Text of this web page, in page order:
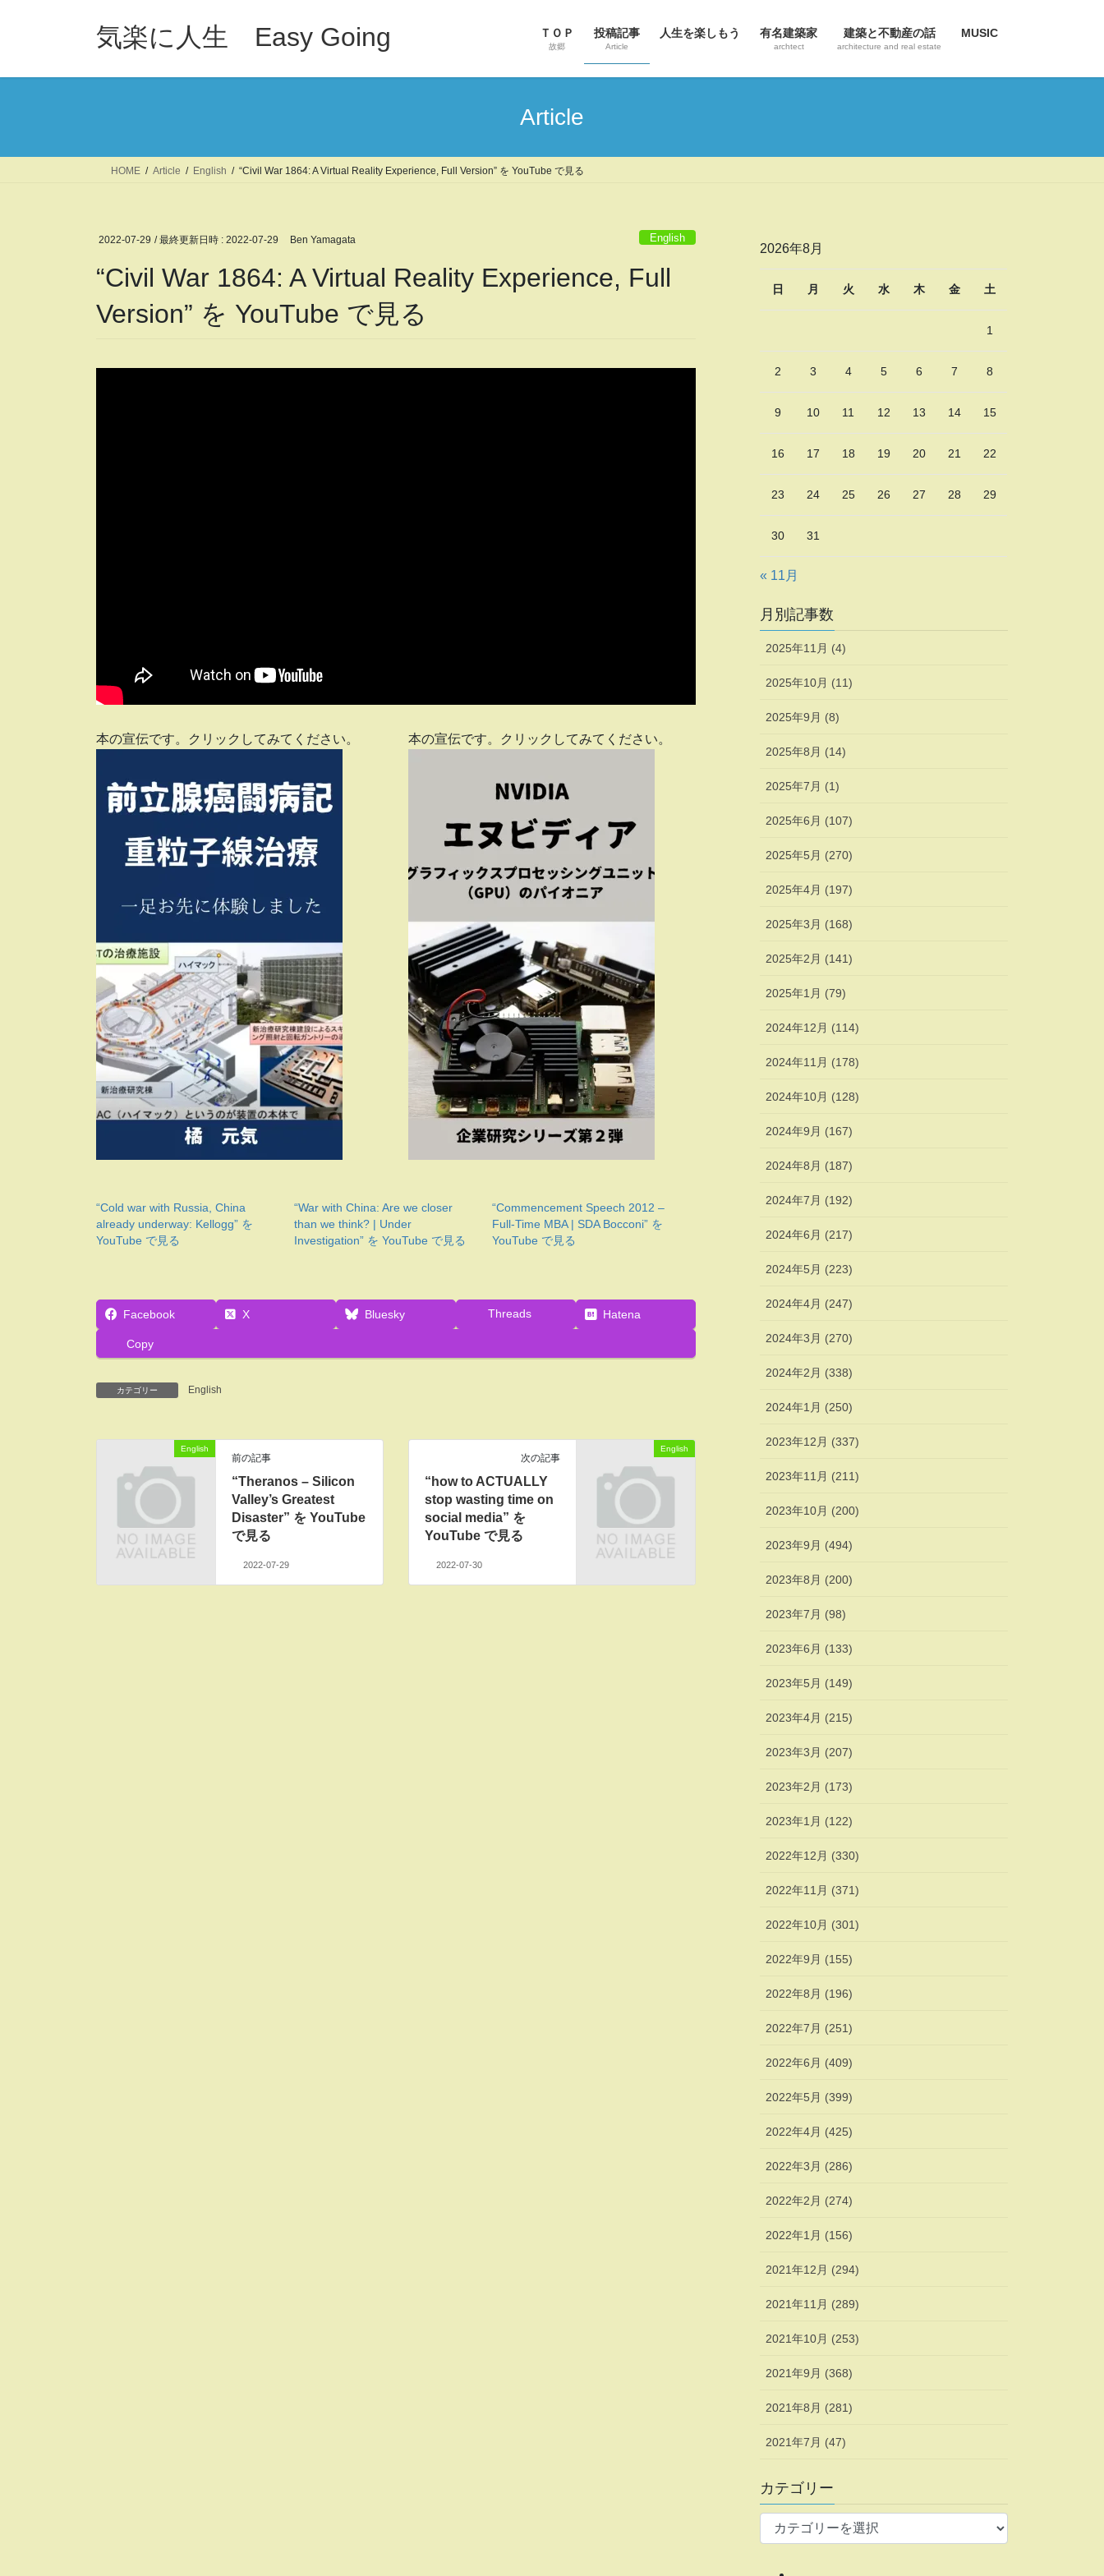
気楽に人生 Easy Going ＴＯＰ
故郷
投稿記事
Article
人生を楽しもう 有名建築家
archtect
建築と不動産の話
architecture and real estate
MUSIC
Article
HOME Article English “Civil War 1864: A Virtual Reality Experience, Full Version” を YouTube で見る
2022-07-29 / 最終更新日時 : 2022-07-29 Ben Yamagata English
“Civil War 1864: A Virtual Reality Experience, Full
Version” を YouTube で見る
本の宣伝です。クリックしてみてください。 本の宣伝です。クリックしてみてください。
“Cold war with Russia, China
already underway: Kellogg” を
YouTube で見る
“War with China: Are we closer
than we think? | Under
Investigation” を YouTube で見る
“Commencement Speech 2012 –
Full-Time MBA | SDA Bocconi” を
YouTube で見る
Facebook X Bluesky Threads Hatena
Copy
カテゴリー English
English
前の記事
“Theranos – Silicon
Valley’s Greatest
Disaster” を YouTube
で見る
2022-07-29
English
次の記事
“how to ACTUALLY
stop wasting time on
social media” を
YouTube で見る
2022-07-30
2026年8月
日 月 火 水 木 金 土
1
2 3 4 5 6 7 8
9 10 11 12 13 14 15
16 17 18 19 20 21 22
23 24 25 26 27 28 29
30 31
« 11月
月別記事数
2025年11月 (4)
2025年10月 (11)
2025年9月 (8)
2025年8月 (14)
2025年7月 (1)
2025年6月 (107)
2025年5月 (270)
2025年4月 (197)
2025年3月 (168)
2025年2月 (141)
2025年1月 (79)
2024年12月 (114)
2024年11月 (178)
2024年10月 (128)
2024年9月 (167)
2024年8月 (187)
2024年7月 (192)
2024年6月 (217)
2024年5月 (223)
2024年4月 (247)
2024年3月 (270)
2024年2月 (338)
2024年1月 (250)
2023年12月 (337)
2023年11月 (211)
2023年10月 (200)
2023年9月 (494)
2023年8月 (200)
2023年7月 (98)
2023年6月 (133)
2023年5月 (149)
2023年4月 (215)
2023年3月 (207)
2023年2月 (173)
2023年1月 (122)
2022年12月 (330)
2022年11月 (371)
2022年10月 (301)
2022年9月 (155)
2022年8月 (196)
2022年7月 (251)
2022年6月 (409)
2022年5月 (399)
2022年4月 (425)
2022年3月 (286)
2022年2月 (274)
2022年1月 (156)
2021年12月 (294)
2021年11月 (289)
2021年10月 (253)
2021年9月 (368)
2021年8月 (281)
2021年7月 (47)
カテゴリー
テ